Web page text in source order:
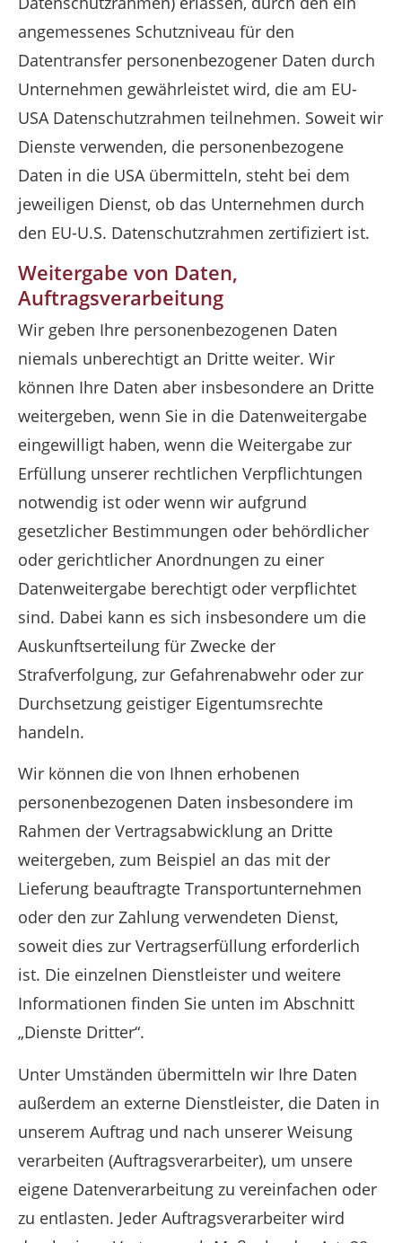
angemessenes Schutzniveau für den
Datentransfer personenbezogener Daten durch
Unternehmen gewährleistet wird, die am EU-
USA Datenschutzrahmen teilnehmen. Soweit wir
Dienste verwenden, die personenbezogene
Daten in die USA übermitteln, steht bei dem
jeweiligen Dienst, ob das Unternehmen durch
den EU-U.S. Datenschutzrahmen zertifiziert ist.
Weitergabe von Daten,
Auftragsverarbeitung
Wir geben Ihre personenbezogenen Daten
niemals unberechtigt an Dritte weiter. Wir
können Ihre Daten aber insbesondere an Dritte
weitergeben, wenn Sie in die Datenweitergabe
eingewilligt haben, wenn die Weitergabe zur
Erfüllung unserer rechtlichen Verpflichtungen
notwendig ist oder wenn wir aufgrund
gesetzlicher Bestimmungen oder behördlicher
oder gerichtlicher Anordnungen zu einer
Datenweitergabe berechtigt oder verpflichtet
sind. Dabei kann es sich insbesondere um die
Auskunftserteilung für Zwecke der
Strafverfolgung, zur Gefahrenabwehr oder zur
Durchsetzung geistiger Eigentumsrechte
handeln.
Wir können die von Ihnen erhobenen
personenbezogenen Daten insbesondere im
Rahmen der Vertragsabwicklung an Dritte
weitergeben, zum Beispiel an das mit der
Lieferung beauftragte Transportunternehmen
oder den zur Zahlung verwendeten Dienst,
soweit dies zur Vertragserfüllung erforderlich
ist. Die einzelnen Dienstleister und weitere
Informationen finden Sie unten im Abschnitt
„Dienste Dritter“.
Unter Umständen übermitteln wir Ihre Daten
außerdem an externe Dienstleister, die Daten in
unserem Auftrag und nach unserer Weisung
verarbeiten (Auftragsverarbeiter), um unsere
eigene Datenverarbeitung zu vereinfachen oder
zu entlasten. Jeder Auftragsverarbeiter wird